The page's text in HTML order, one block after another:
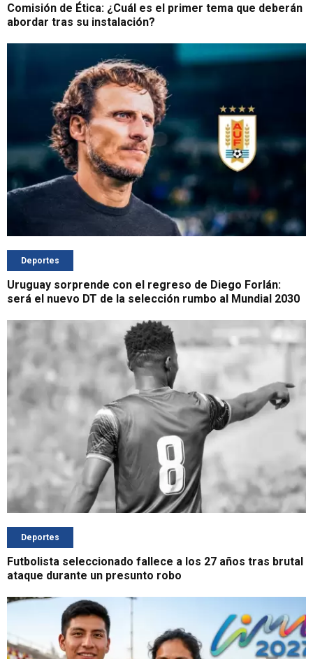
Comisión de Ética: ¿Cuál es el primer tema que deberán
abordar tras su instalación?
Deportes
Uruguay sorprende con el regreso de Diego Forlán:
será el nuevo DT de la selección rumbo al Mundial 2030
Deportes
Futbolista seleccionado fallece a los 27 años tras brutal
ataque durante un presunto robo